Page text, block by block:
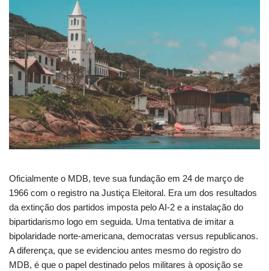
Oficialmente o MDB, teve sua fundação em 24 de março de
1966 com o registro na Justiça Eleitoral. Era um dos resultados
da extinção dos partidos imposta pelo AI-2 e a instalação do
bipartidarismo logo em seguida. Uma tentativa de imitar a
bipolaridade norte-americana, democratas versus republicanos.
A diferença, que se evidenciou antes mesmo do registro do
MDB, é que o papel destinado pelos militares à oposição se